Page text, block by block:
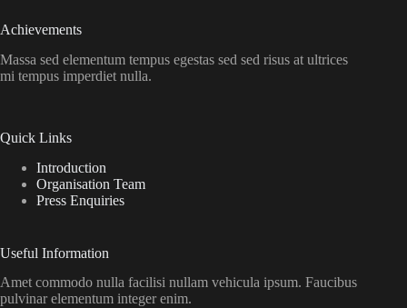
Achievements
Massa sed elementum tempus egestas sed sed risus at ultrices
mi tempus imperdiet nulla.
Quick Links
Introduction
Organisation Team
Press Enquiries
Useful Information
Amet commodo nulla facilisi nullam vehicula ipsum. Faucibus
pulvinar elementum integer enim.